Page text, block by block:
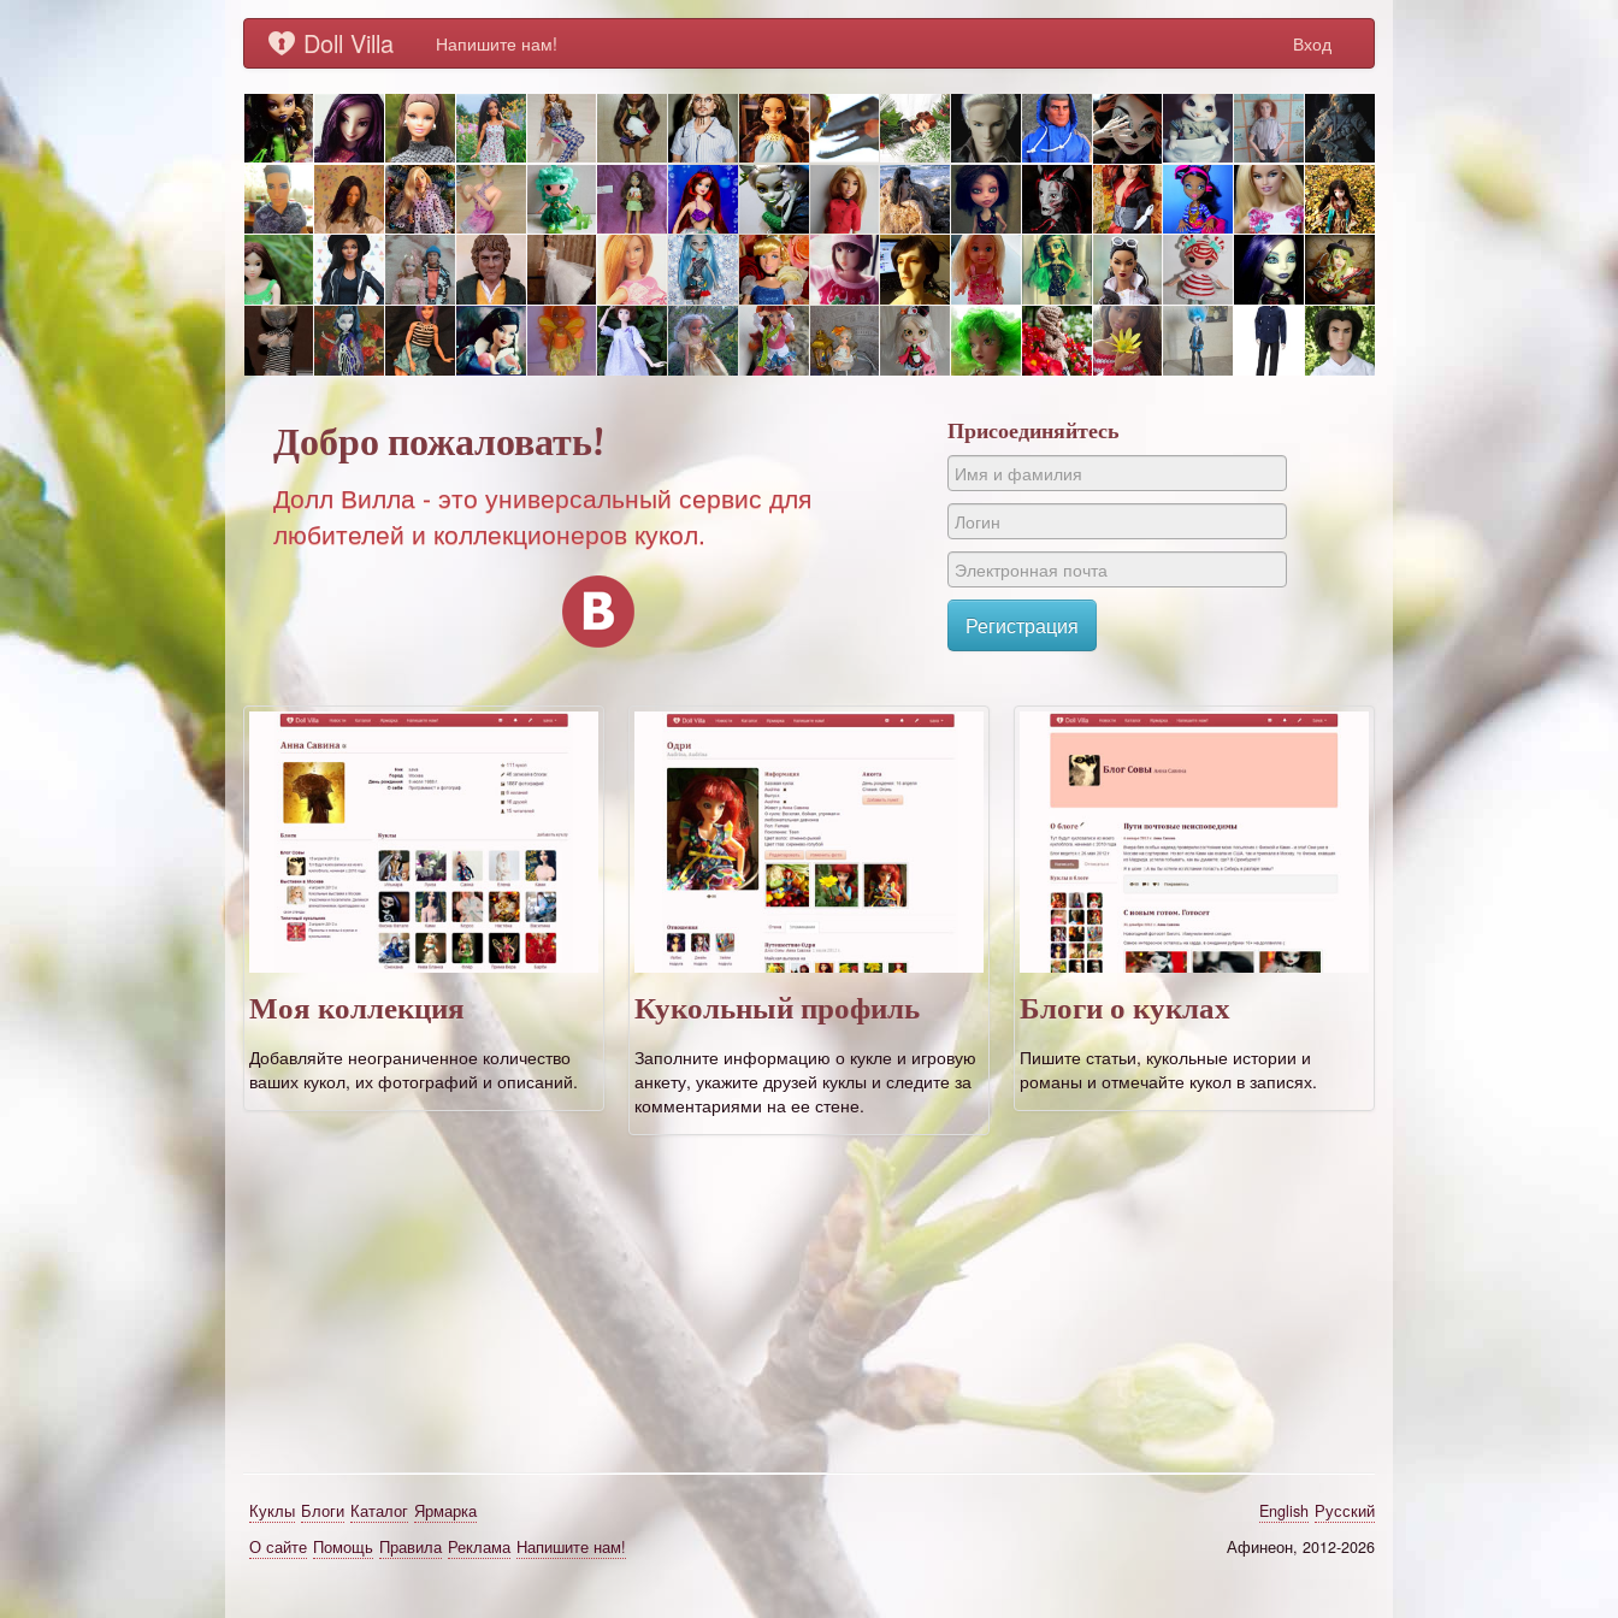
Doll Villa Напишите нам! Вход
Добро пожаловать!
Долл Вилла - это универсальный сервис для
любителей и коллекционеров кукол.
Присоединяйтесь
Регистрация
Моя коллекция
Добавляйте неограниченное количество
ваших кукол, их фотографий и описаний.
Кукольный профиль
Заполните информацию о кукле и игровую
анкету, укажите друзей куклы и следите за
комментариями на ее стене.
Блоги о куклах
Пишите статьи, кукольные истории и
романы и отмечайте кукол в записях.
Куклы Блоги Каталог Ярмарка English Русский
О сайте Помощь Правила Реклама Напишите нам! Афинеон, 2012-2026